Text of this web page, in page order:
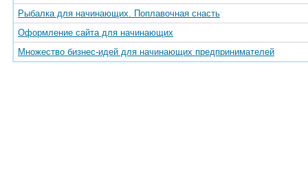
Рыбалка для начинающих. Поплавочная снасть
Оформление сайта для начинающих
Множество бизнес-идей для начинающих предпринимателей